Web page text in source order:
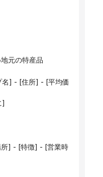
元の特産品
名] - [住所] - [平均価
]
所] - [特徴] - [営業時